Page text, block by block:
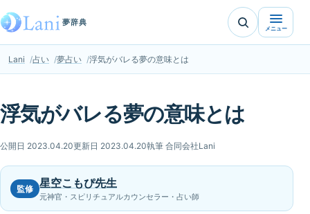
夢辞典
メニュー
Lani 占い 夢占い 浮気がバレる夢の意味とは
浮気がバレる夢の意味とは
公開日 2023.04.20更新日 2023.04.20執筆 合同会社Lani
監修 星空こもぴ先生
元神官・スピリチュアルカウンセラー・占い師